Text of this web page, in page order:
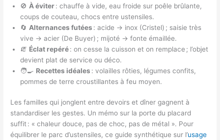
🚫 À éviter: chauffe à vide, eau froide sur poêle brûlante,
coups de couteau, chocs entre ustensiles.
🔄 Alternances futées : acide → inox (Cristel) ; saisie très
vive → acier (De Buyer) ; mijoté → fonte émaillée.
🧯 Éclat repéré: on cesse la cuisson et on remplace ; l’objet
devient plat de service ou déco.
🧑‍🍳 Recettes idéales : volailles rôties, légumes confits,
pommes de terre croustillantes à feu moyen.
Les familles qui jonglent entre devoirs et dîner gagnent à
standardiser les gestes. Un mémo sur la porte du placard
suffit : « chaleur douce, pas de choc, pas de métal ». Pour
équilibrer le parc d’ustensiles, ce guide synthétique sur l’usage